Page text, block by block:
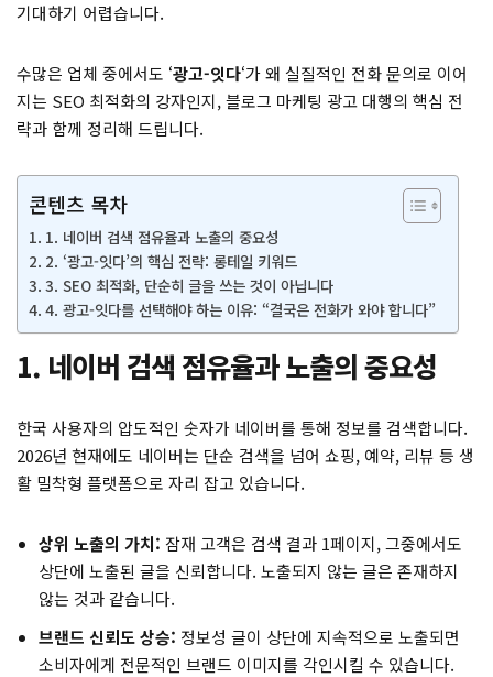
기대하기 어렵습니다.
수많은 업체 중에서도 ‘광고-잇다‘가 왜 실질적인 전화 문의로 이어
지는 SEO 최적화의 강자인지, 블로그 마케팅 광고 대행의 핵심 전
략과 함께 정리해 드립니다.
콘텐츠 목차
1. 네이버 검색 점유율과 노출의 중요성
2. ‘광고-잇다’의 핵심 전략: 롱테일 키워드
3. SEO 최적화, 단순히 글을 쓰는 것이 아닙니다
4. 광고-잇다를 선택해야 하는 이유: “결국은 전화가 와야 합니다”
1. 네이버 검색 점유율과 노출의 중요성
한국 사용자의 압도적인 숫자가 네이버를 통해 정보를 검색합니다.
2026년 현재에도 네이버는 단순 검색을 넘어 쇼핑, 예약, 리뷰 등 생
활 밀착형 플랫폼으로 자리 잡고 있습니다.
상위 노출의 가치: 잠재 고객은 검색 결과 1페이지, 그중에서도
상단에 노출된 글을 신뢰합니다. 노출되지 않는 글은 존재하지
않는 것과 같습니다.
브랜드 신뢰도 상승: 정보성 글이 상단에 지속적으로 노출되면
소비자에게 전문적인 브랜드 이미지를 각인시킬 수 있습니다.